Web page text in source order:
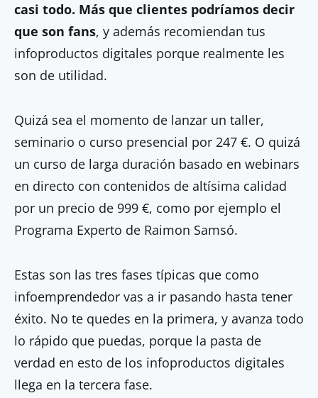
casi todo. Más que clientes podríamos decir
que son fans, y además recomiendan tus
infoproductos digitales porque realmente les
son de utilidad.
Quizá sea el momento de lanzar un taller,
seminario o curso presencial por 247 €. O quizá
un curso de larga duración basado en webinars
en directo con contenidos de altísima calidad
por un precio de 999 €, como por ejemplo el
Programa Experto de Raimon Samsó.
Estas son las tres fases típicas que como
infoemprendedor vas a ir pasando hasta tener
éxito. No te quedes en la primera, y avanza todo
lo rápido que puedas, porque la pasta de
verdad en esto de los infoproductos digitales
llega en la tercera fase.